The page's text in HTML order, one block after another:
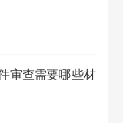
审查需要哪些材